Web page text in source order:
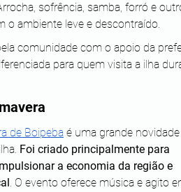
sofrência, samba, forró e
o ambiente leve e descontraído.
comunidade com o apoio da
para quem visita a ilha
de Boipeba é uma grande
Foi criado principalmente para
a economia da região e
. O evento oferece música e agito